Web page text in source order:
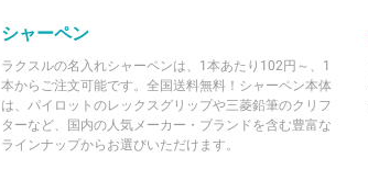
シャーペン
ラクスルの名入れシャーペンは、1本あたり102円～、1
本からご注文可能です。全国送料無料！シャーペン本体
は、パイロットのレックスグリップや三菱鉛筆のクリフ
ターなど、国内の人気メーカー・ブランドを含む豊富な
ラインナップからお選びいただけます。